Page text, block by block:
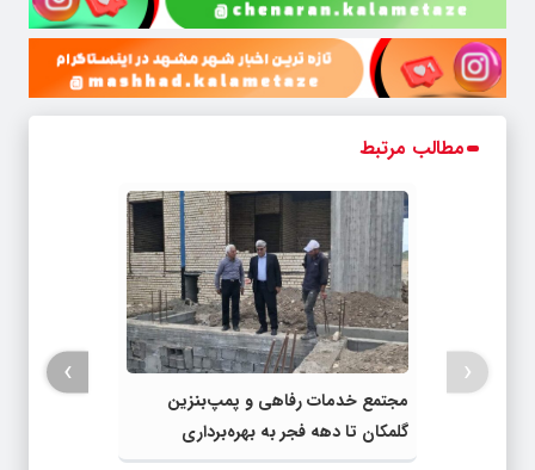
مطالب مرتبط
مجتمع خدمات رفاهی و پمپ‌بنزین
گلمکان تا دهه فجر به بهره‌برداری
می‌رسد
‹
›